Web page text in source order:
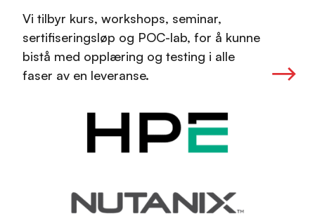
Vi tilbyr kurs, workshops, seminar,
sertifiseringsløp og POC-lab, for å kunne
bistå med opplæring og testing i alle
faser av en leveranse.